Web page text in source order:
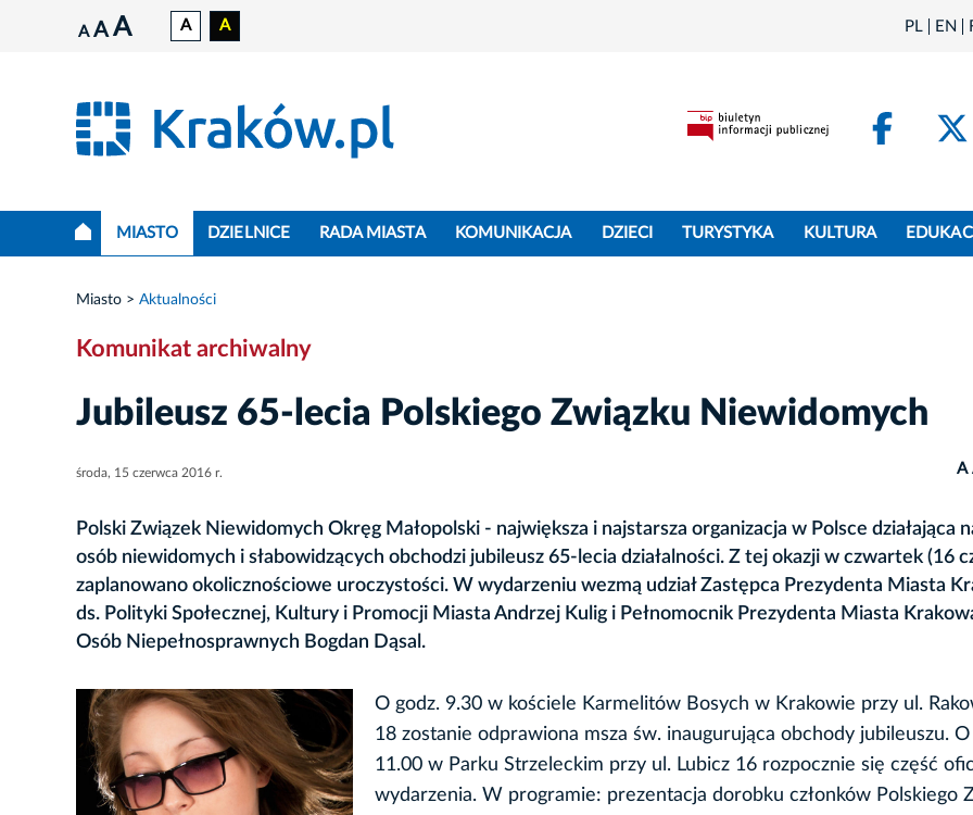
A A A A A PL EN
MIASTO DZIELNICE RADA MIASTA KOMUNIKACJA DZIECI TURYSTYKA KULTURA
Miasto Aktualności
Komunikat archiwalny
Jubileusz 65-lecia Polskiego Związku Niewidomych
środa, 15 czerwca 2016 r. A
Polski Związek Niewidomych Okręg Małopolski - największa i najstarsza organizacja w Polsce działająca
osób niewidomych i słabowidzących obchodzi jubileusz 65-lecia działalności. Z tej okazji w czwartek (16
zaplanowano okolicznościowe uroczystości. W wydarzeniu wezmą udział Zastępca Prezydenta Miasta
ds. Polityki Społecznej, Kultury i Promocji Miasta Andrzej Kulig i Pełnomocnik Prezydenta Miasta
Osób Niepełnosprawnych Bogdan Dąsal.
O godz. 9.30 w kościele Karmelitów Bosych w Krakowie przy ul.
18 zostanie odprawiona msza św. inaugurująca obchody jubileuszu. O
11.00 w Parku Strzeleckim przy ul. Lubicz 16 rozpocznie się część
wydarzenia. W programie: prezentacja dorobku członków Polskiego